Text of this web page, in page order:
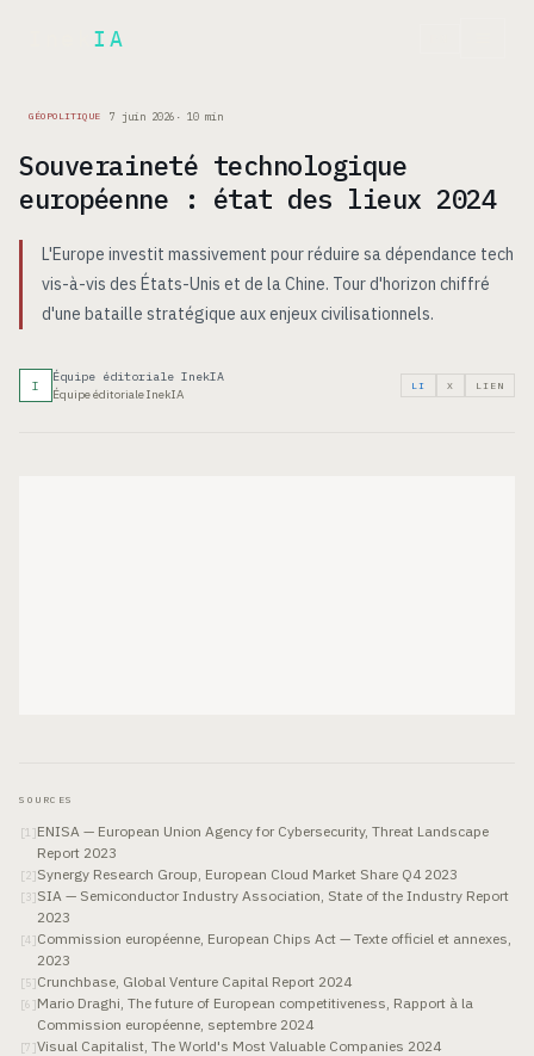
IA
GÉOPOLITIQUE 7 juin 2026 · 10 min
Souveraineté technologique
européenne : état des lieux 2024
L'Europe investit massivement pour réduire sa dépendance tech
vis-à-vis des États-Unis et de la Chine. Tour d'horizon chiffré
d'une bataille stratégique aux enjeux civilisationnels.
I
Équipe éditoriale InekIA
Équipe éditoriale InekIA
LI X LIEN
SOURCES
[1 ]ENISA — European Union Agency for Cybersecurity, Threat Landscape
Report 2023
[2]Synergy Research Group, European Cloud Market Share Q4 2023
[ 3]SIA — Semiconductor Industry Association, State of the Industry Report
2023
[4 ]Commission européenne, European Chips Act — Texte officiel et annexes,
2023
[5]Crunchbase, Global Venture Capital Report 2024
[6 ]Mario Draghi, The future of European competitiveness, Rapport à la
Commission européenne, septembre 2024
[7 ]Visual Capitalist, The World's Most Valuable Companies 2024